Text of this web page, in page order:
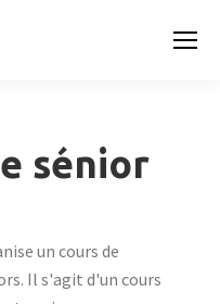
sénior
un cours de
Il s'agit d'un cours